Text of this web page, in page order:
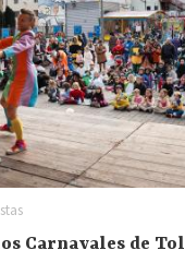
Carnavales de